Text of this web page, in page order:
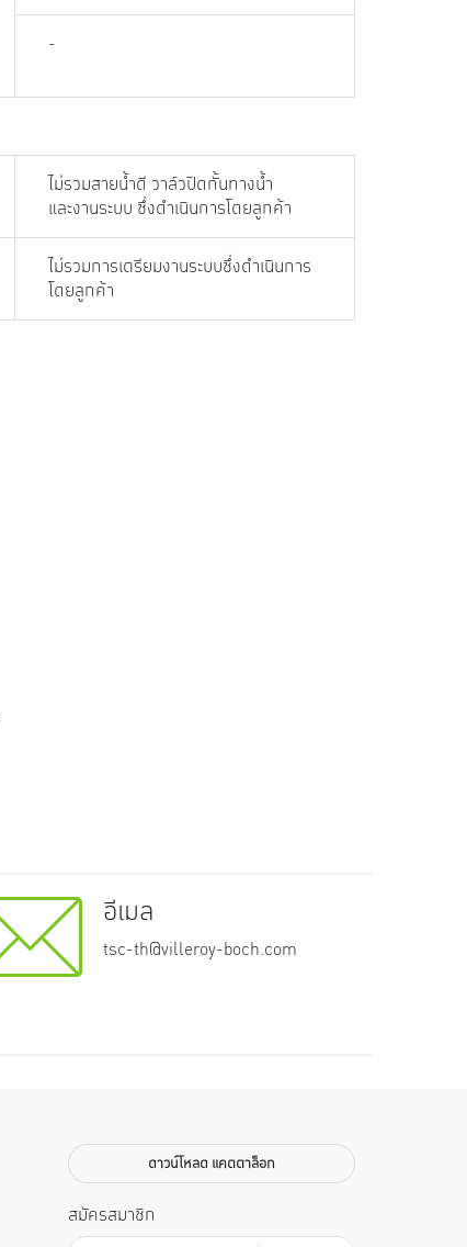
-
ไม่รวมสายน้ำดี วาล์วปิดกั้นทางน้ำ
และงานระบบ ซึ่งดำเนินการโดยลูกค้า
ไม่รวมการเตรียมงานระบบซึ่งดำเนินการ
โดยลูกค้า
อีเมล
tsc-th@villeroy-boch.com
ดาวน์โหลด แคตตาล็อก
สมัครสมาชิก